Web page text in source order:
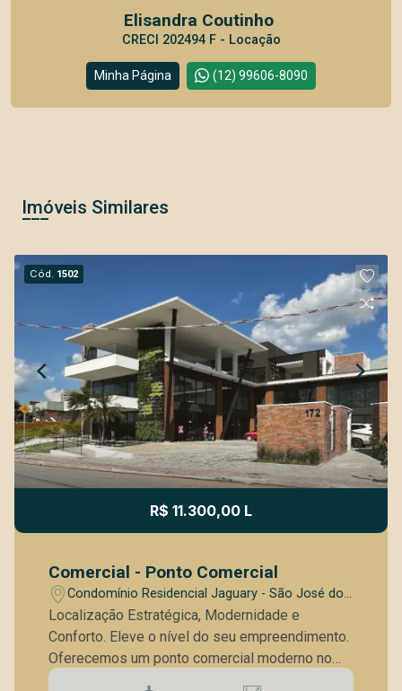
Elisandra Coutinho
CRECI 202494 F - Locação
Minha Página (12) 99606-8090
Imóveis Similares
Cód. 1502
R$ 11.300,00 L
Comercial - Ponto Comercial
Condomínio Residencial Jaguary - São José dos
Campos/SP
Localização Estratégica, Modernidade e
Conforto. Eleve o nível do seu empreendimento.
Oferecemos um ponto comercial moderno no
Sunset Mall Urbanova, situado em uma das